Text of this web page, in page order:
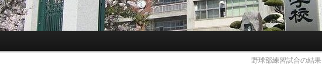
野球部練習試合の結果